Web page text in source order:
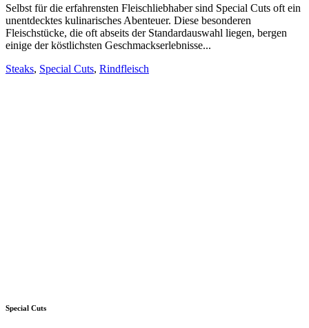
Selbst für die erfahrensten Fleischliebhaber sind Special Cuts oft ein
unentdecktes kulinarisches Abenteuer. Diese besonderen
Fleischstücke, die oft abseits der Standardauswahl liegen, bergen
einige der köstlichsten Geschmackserlebnisse...
Steaks, Special Cuts, Rindfleisch
Special Cuts